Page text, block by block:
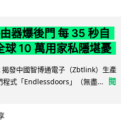
器爆後門 每 35 秒自
球 10 萬用家私隱堪憂
發中國智博通電子（Zbtlink）生產
程式「Endlessdoors」（無盡...
閱